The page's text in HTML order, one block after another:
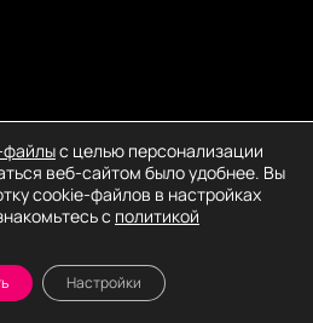
файлыс целью персонализации
веб-сайтом было удобнее. Вы
cookie-файлов в настройках
с политикой
Настройки